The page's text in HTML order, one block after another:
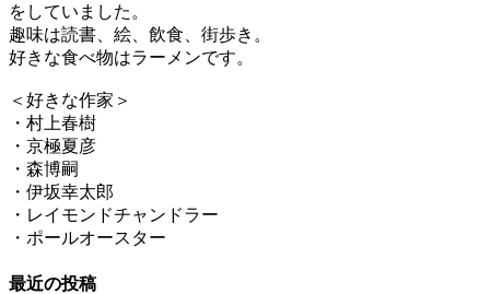
をしていました。
趣味は読書、絵、飲食、街歩き。
好きな食べ物はラーメンです。
＜好きな作家＞
・村上春樹
・京極夏彦
・森博嗣
・伊坂幸太郎
・レイモンドチャンドラー
・ポールオースター
最近の投稿